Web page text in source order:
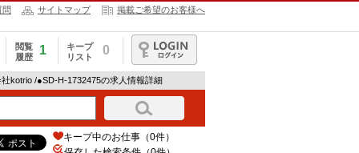
問 サイトマップ 掲載ご希望のお客様へ
閲覧
履歴
1
キープ
リスト
0
ログイン
社kotrio /●SD-H-1732475の求人情報詳細
キープ中のお仕事（0件）